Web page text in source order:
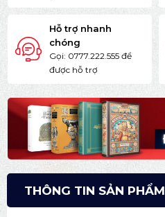
Hỗ trợ nhanh
chóng
Gọi: 0777.222.555 để
được hỗ trợ
THÔNG TIN SẢN PHẨM